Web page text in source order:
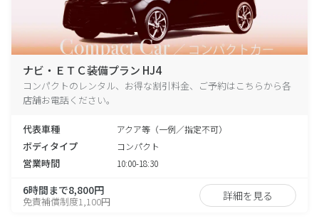
ナビ・ＥＴＣ装備プラン HJ4
コンパクトのレンタル、お得な割引料金、ご予約はこちらから各
店舗お電話ください。
代表車種 アクア等（一例／指定不可）
ボディタイプ コンパクト
営業時間 10:00-18:30
6時間まで8,800円
免責補償制度1,100円 詳細を見る